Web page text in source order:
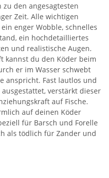
zu den angesagtesten
Zeit. Alle wichtigen
enger Wobble, schnelles
ein hochdetailliertes
und realistische Augen.
kannst du den Köder beim
er im Wasser schwebt
anspricht. Fast lautlos und
verstärkt dieser
auf Fische.
auf deinen Köder
für Barsch und Forelle
als tödlich für Zander und